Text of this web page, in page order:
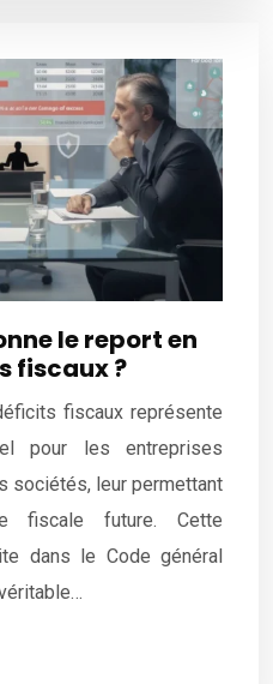
le report en
fiscaux ?
fiscaux représente
pour les entreprises
sociétés, leur permettant
fiscale future. Cette
dans le Code général